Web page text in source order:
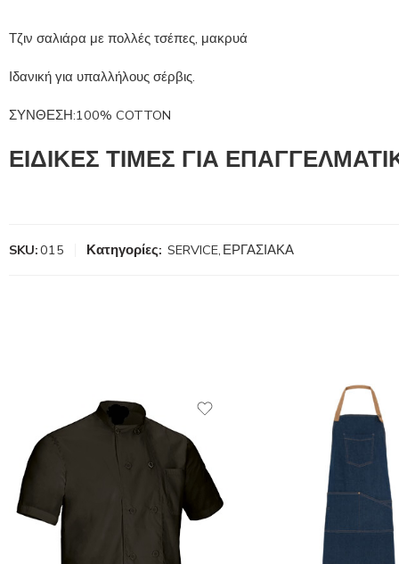
Τζιν σαλιάρα με πολλές τσέπες, μακρυά
Ιδανική για υπαλλήλους σέρβις.
ΣΥΝΘΕΣΗ:100% COTTON
ΕΙΔΙΚΕΣ ΤΙΜΕΣ ΓΙΑ
SKU:015 Κατηγορίες: SERVICE, ΕΡΓΑΣΙΑΚΑ